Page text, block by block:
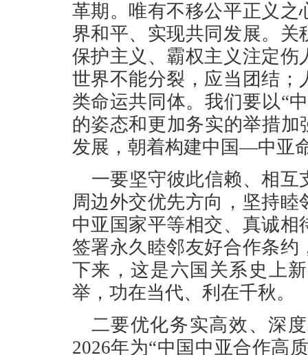
革期。唯有不移公平正义
界和平、实现共同发展。
保护主义、霸权主义注定
世界不能分裂，应当团结
类命运共同体。我们要以“
的姿态和更加务实的举措加
发展，朝着构建中国—中亚
一要坚守彼此信赖、相
周边外交优先方向，坚持
中亚国家平等相交、真诚
签署永久睦邻友好合作条
下来，这是六国关系史上
举，功在当代、利在千秋。
二要优化务实高效、深
2026年为“中国中亚合作高